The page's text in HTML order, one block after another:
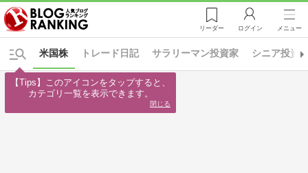
リーダー ログイン メニュー
トレード日記 サラリーマン投資家 シニア投資
米国株
【Tips】このアイコンをタップすると、
カテゴリ一覧を表示できます。
閉じる